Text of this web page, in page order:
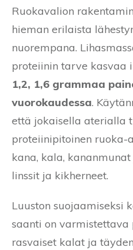
Ruokavalion
hieman erilaista
nuorempana.
proteiinin tarve kasvaa
1,2, 1,6 grammaa
vuorokaudessa.
että jokaisella aterialla
proteiinipitoinen ruoka-
kana, kala,
linssit ja kikherneet.
Luuston suojaamiseksi
saanti on
rasvaiset kalat ja